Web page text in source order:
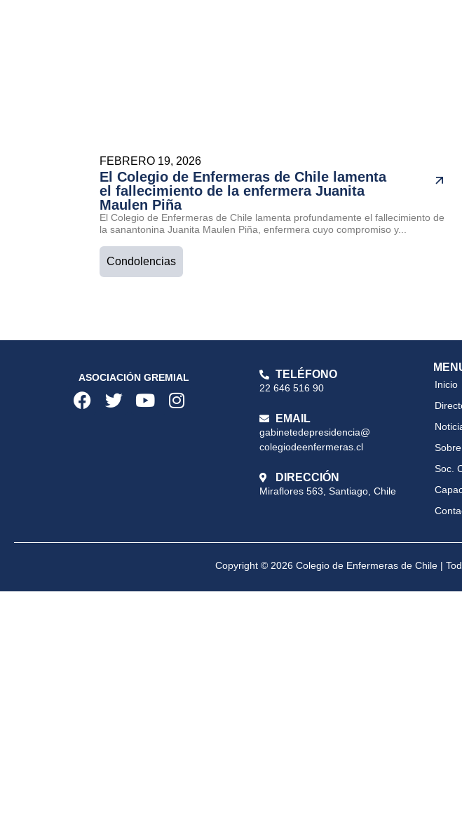
FEBRERO 19, 2026
El Colegio de Enfermeras de Chile lamenta
el fallecimiento de la enfermera Juanita
Maulen Piña
El Colegio de Enfermeras de Chile lamenta profundamente el fallecimiento de
la sanantonina Juanita Maulen Piña, enfermera cuyo compromiso y...
Condolencias
ASOCIACIÓN GREMIAL TELÉFONO
22 646 516 90
EMAIL
gabinetedepresidencia@
colegiodeenfermeras.cl
DIRECCIÓN
Miraflores 563, Santiago, Chile
Inicio
Soc.
Copyright © 2026 Colegio de Enfermeras de Chile |